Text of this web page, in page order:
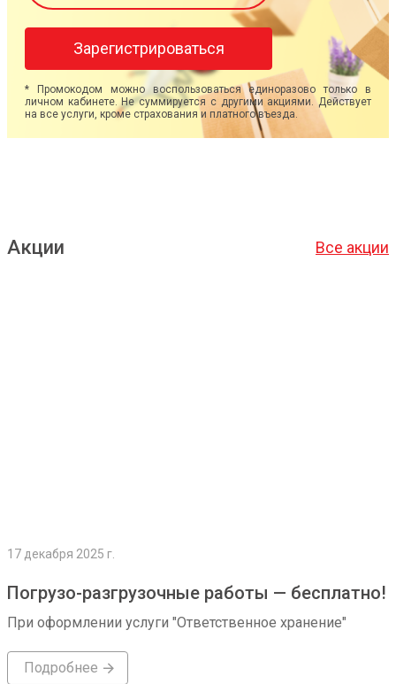
Зарегистрироваться
* Промокодом можно воспользоваться единоразово только в
личном кабинете. Не суммируется с другими акциями. Действует
на все услуги, кроме страхования и платного въезда.
Акции Все акции
17 декабря 2025 г.
Погрузо-разгрузочные работы — бесплатно!
При оформлении услуги "Ответственное хранение"
Подробнее